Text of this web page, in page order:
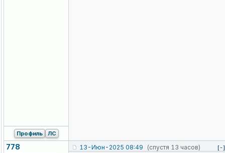
Профиль ЛС
778 13-Июн-2025 08:49 (спустя 13 часов) [-]